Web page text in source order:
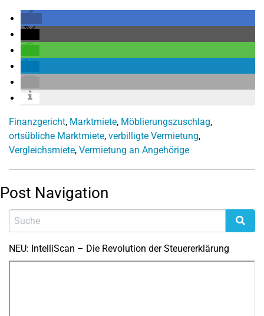
Finanzgericht, Marktmiete, Möblierungszuschlag,
ortsübliche Marktmiete, verbilligte Vermietung,
Vergleichsmiete, Vermietung an Angehörige
Post Navigation
NEU: IntelliScan – Die Revolution der Steuererklärung